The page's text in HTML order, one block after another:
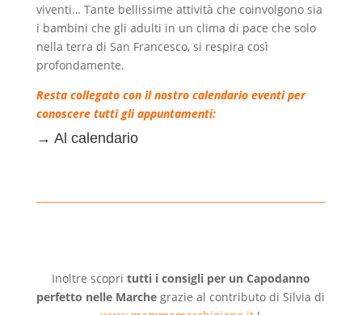
viventi… Tante bellissime attività che coinvolgono sia
i bambini che gli adulti in un clima di pace che solo
nella terra di San Francesco, si respira così
profondamente.
Resta collegato con il nostro calendario eventi per
conoscere tutti gli appuntamenti:
→ Al calendario
Inoltre scopri tutti i consigli per un Capodanno
perfetto nelle Marche grazie al contributo di Silvia di